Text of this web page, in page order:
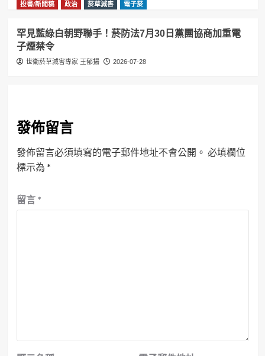
投書/新聞稿
政治 菸草減害 電子菸
罕見藍綠白朝野聯手！菸防法7月30日黨團協商加重電
子煙禁令
世衛菸草減害專家 王郁揚 2026-07-28
發佈留言
發佈留言必須填寫的電子郵件地址不會公開。 必填欄位
標示為 *
留言 *